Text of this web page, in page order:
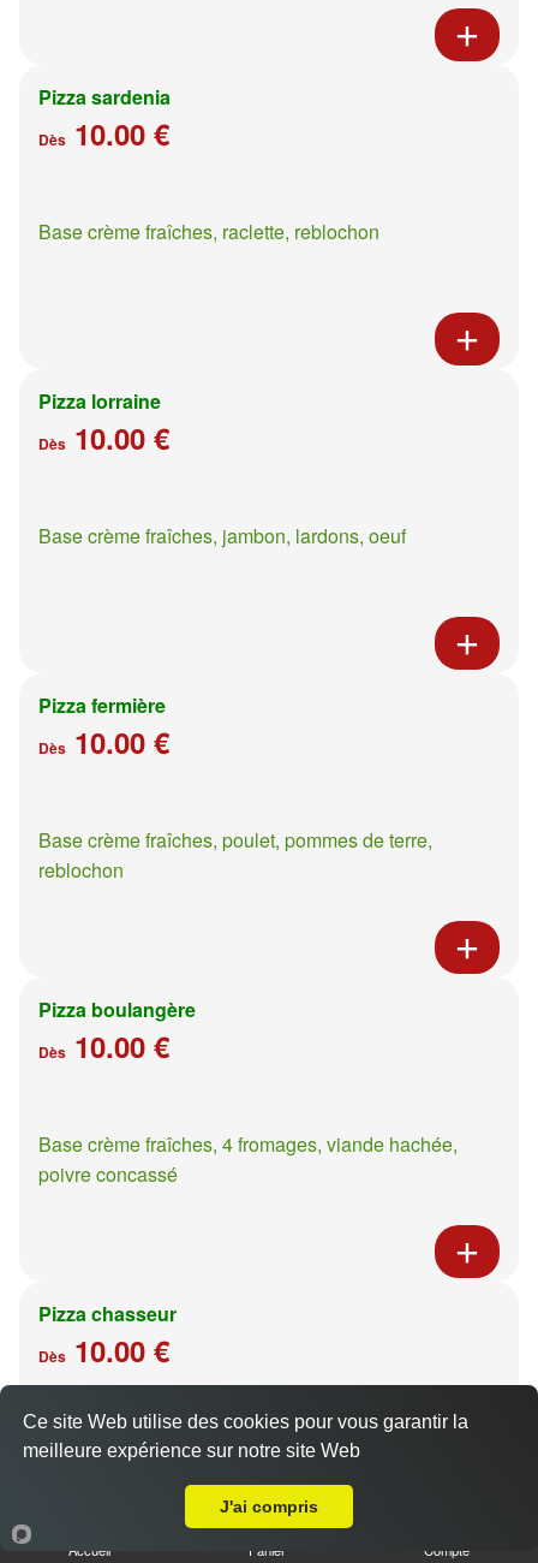
Pizza sardenia
Dès 10.00 €
Base crème fraîches, raclette, reblochon
Pizza lorraine
Dès 10.00 €
Base crème fraîches, jambon, lardons, oeuf
Pizza fermière
Dès 10.00 €
Base crème fraîches, poulet, pommes de terre,
reblochon
Pizza boulangère
Dès 10.00 €
Base crème fraîches, 4 fromages, viande hachée,
poivre concassé
Pizza chasseur
Dès 10.00 €
Base crème fraîches, moutarde à l'ancienne, poulet,
Accueil Panier Compte
Ce site Web utilise des cookies pour vous garantir la
meilleure expérience sur notre site Web
J'ai compris